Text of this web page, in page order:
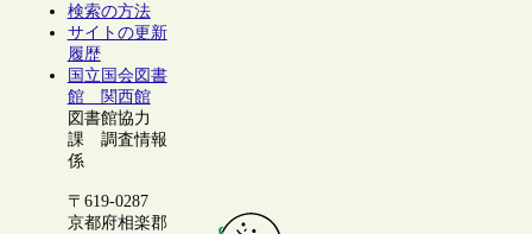
検索の方法
サイトの更新
履歴
国立国会図書
館 関西館
図書館協力
課 調査情報
係
〒619-0287
京都府相楽郡